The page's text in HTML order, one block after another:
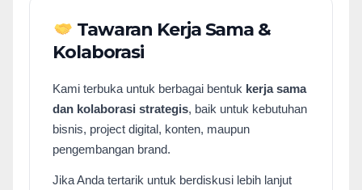
Tawaran Kerja Sama &
Kolaborasi
Kami terbuka untuk berbagai bentuk kerja sama
dan kolaborasi strategis, baik untuk kebutuhan
bisnis, project digital, konten, maupun
pengembangan brand.
Jika Anda tertarik untuk berdiskusi lebih lanjut